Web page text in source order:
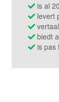
is al
levert
biedt
is pas